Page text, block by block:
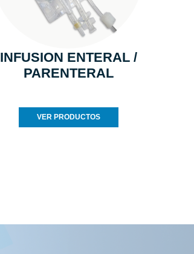
INFUSION ENTERAL /
PARENTERAL
VER PRODUCTOS